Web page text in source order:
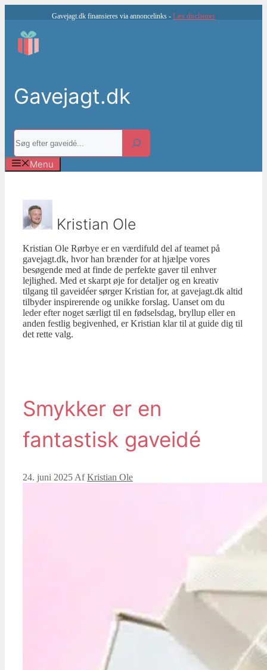
indhold
Gavejagt.dk finansieres via annoncelinks - Læs disclaimer
Gavejagt.dk
Søg
Menu
Kristian Ole
Kristian Ole Rørbye er en værdifuld del af teamet på
gavejagt.dk, hvor han brænder for at hjælpe vores
besøgende med at finde de perfekte gaver til enhver
lejlighed. Med et skarpt øje for detaljer og en kreativ
tilgang til gaveidéer sørger Kristian for, at gavejagt.dk altid
tilbyder inspirerende og unikke forslag. Uanset om du
leder efter noget særligt til en fødselsdag, bryllup eller en
anden festlig begivenhed, er Kristian klar til at guide dig til
det rette valg.
Smykker er en
fantastisk gaveidé
24. juni 2025 AfKristian Ole